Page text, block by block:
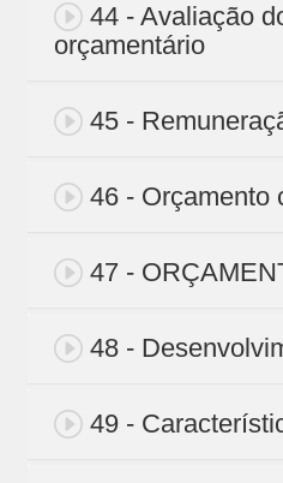
44 - Avaliação
orçamentário
45 -
46 - Orçamento
47 -
48 -
49 -